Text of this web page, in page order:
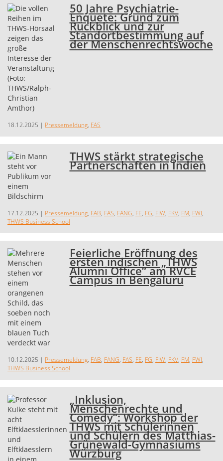
50 Jahre Psychiatrie-
Enquete: Grund zum
Rückblick und zur
Standortbestimmung auf
der Menschenrechtswoche
18.12.2025 | Pressemeldung, FAS
THWS stärkt strategische
Partnerschaften in Indien
17.12.2025 | Pressemeldung, FAB, FAS, FANG, FE, FG, FIW, FKV, FM, FWI,
THWS Business School
Feierliche Eröffnung des
ersten indischen „THWS
Alumni Office“ am RVCE
Campus in Bengaluru
10.12.2025 | Pressemeldung, FAB, FANG, FAS, FE, FG, FIW, FKV, FM, FWI,
THWS Business School
„Inklusion,
Menschenrechte und
Comedy“: Workshop der
THWS mit Schülerinnen
und Schülern des Matthias-
Grünewald-Gymnasiums
Würzburg